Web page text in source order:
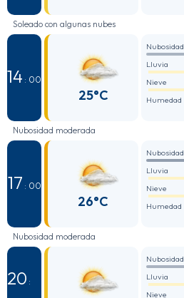
Soleado con algunas nubes
14 : 00
25°C
Nubosidad
Lluvia
Nieve
Humedad
Nubosidad moderada
17 : 00
26°C
Nubosidad
Lluvia
Nieve
Humedad
Nubosidad moderada
20 :
Nubosidad
Lluvia
Nieve